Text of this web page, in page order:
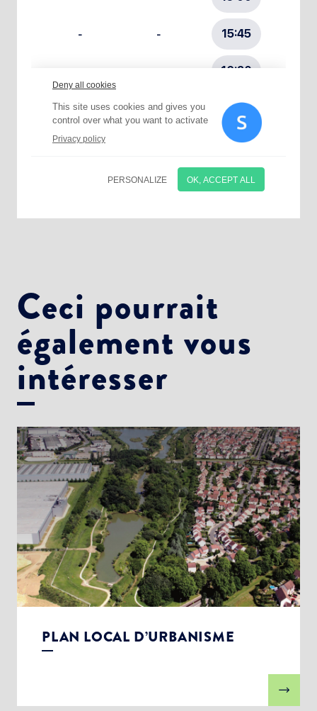
Ceci pourrait
également vous
intéresser
PLAN LOCAL D’URBANISME
Choisissez votre abonnement :
Alertes Mail
Newsletter Culture